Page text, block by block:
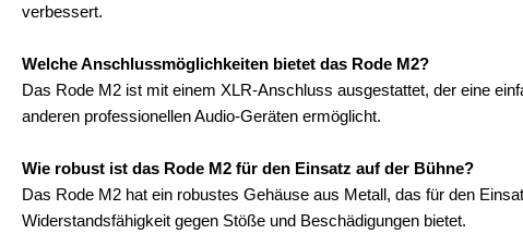
verbessert.
Welche Anschlussmöglichkeiten bietet das Rode M2?
Das Rode M2 ist mit einem XLR-Anschluss ausgestattet, der eine
anderen professionellen Audio-Geräten ermöglicht.
Wie robust ist das Rode M2 für den Einsatz auf der Bühne?
Das Rode M2 hat ein robustes Gehäuse aus Metall, das für den
Widerstandsfähigkeit gegen Stöße und Beschädigungen bietet.